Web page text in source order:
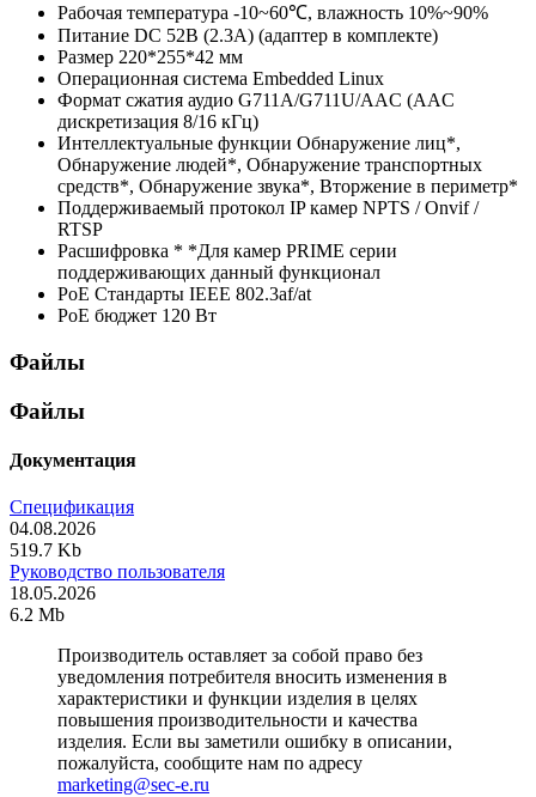
Рабочая температура -10~60℃, влажность 10%~90%
Питание DC 52В (2.3A) (адаптер в комплекте)
Размер 220*255*42 мм
Операционная система Embedded Linux
Формат сжатия аудио G711A/G711U/AAC (AAC
дискретизация 8/16 кГц)
Интеллектуальные функции Обнаружение лиц*,
Обнаружение людей*, Обнаружение транспортных
средств*, Обнаружение звука*, Вторжение в периметр*
Поддерживаемый протокол IP камер NPTS / Onvif /
RTSP
Расшифровка * *Для камер PRIME серии
поддерживающих данный функционал
PoE Стандарты IEEE 802.3af/at
PoE бюджет 120 Вт
Файлы
Файлы
Документация
Спецификация
04.08.2026
519.7 Kb
Руководство пользователя
18.05.2026
6.2 Mb
Производитель оставляет за собой право без
уведомления потребителя вносить изменения в
характеристики и функции изделия в целях
повышения производительности и качества
изделия. Если вы заметили ошибку в описании,
пожалуйста, сообщите нам по адресу
marketing@sec-e.ru